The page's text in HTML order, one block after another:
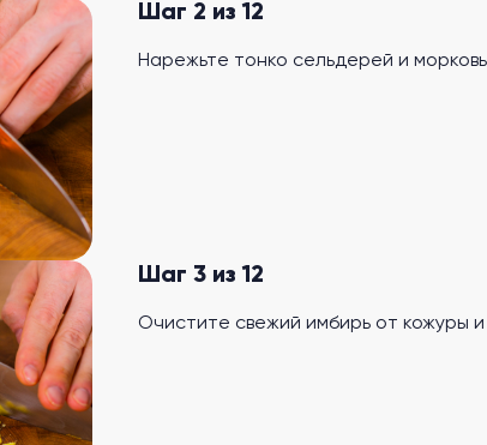
Шаг 2 из 12
Нарежьте тонко сельдерей и
Шаг 3 из 12
Очистите свежий имбирь от кожуры